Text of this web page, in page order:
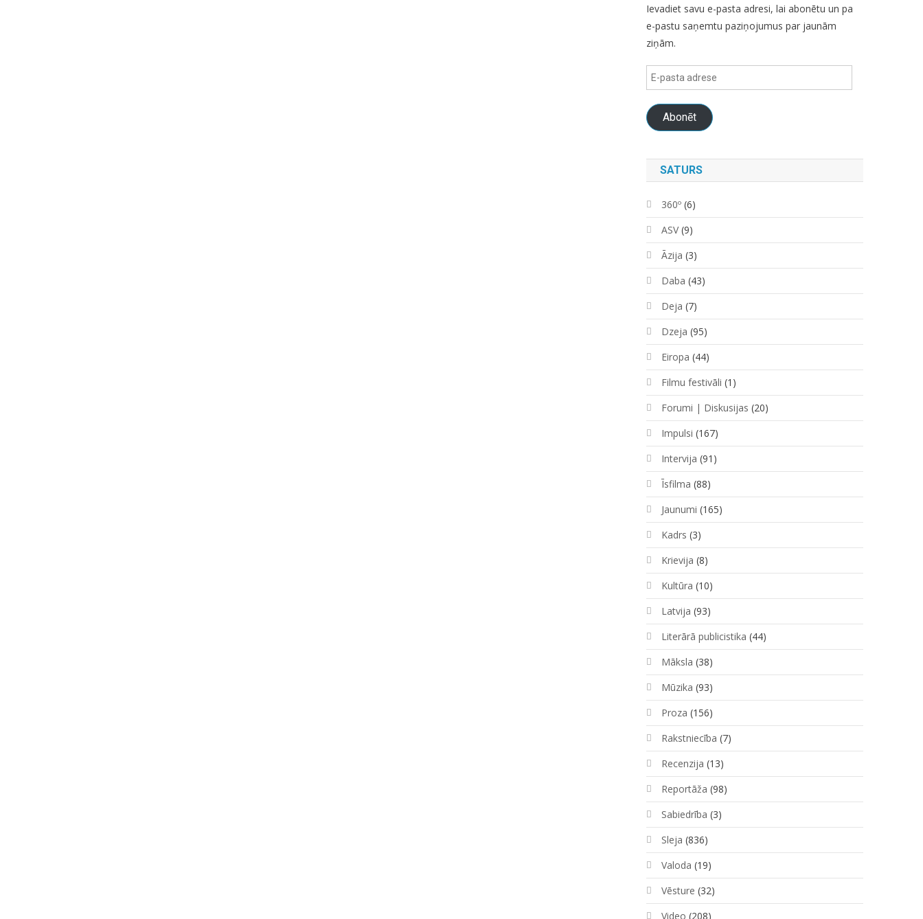
Ievadiet savu e-pasta adresi, lai abonētu un pa
e-pastu saņemtu paziņojumus par jaunām
ziņām.
E-
pasta
adrese
Abonēt
SATURS
360º (6)
ASV(9)
Āzija (3)
Daba (43)
Deja (7)
Dzeja (95)
Eiropa (44)
Filmu festivāli (1)
Forumi | Diskusijas (20)
Impulsi (167)
Intervija (91)
Īsfilma (88)
Jaunumi (165)
Kadrs (3)
Krievija (8)
Kultūra (10)
Latvija (93)
Literārā publicistika (44)
Māksla (38)
Mūzika (93)
Proza (156)
Rakstniecība (7)
Recenzija (13)
Reportāža (98)
Sabiedrība (3)
Sleja (836)
Valoda (19)
Vēsture (32)
Video (208)